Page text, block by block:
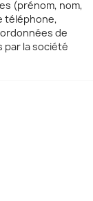
(prénom, nom,
téléphone,
de
la société